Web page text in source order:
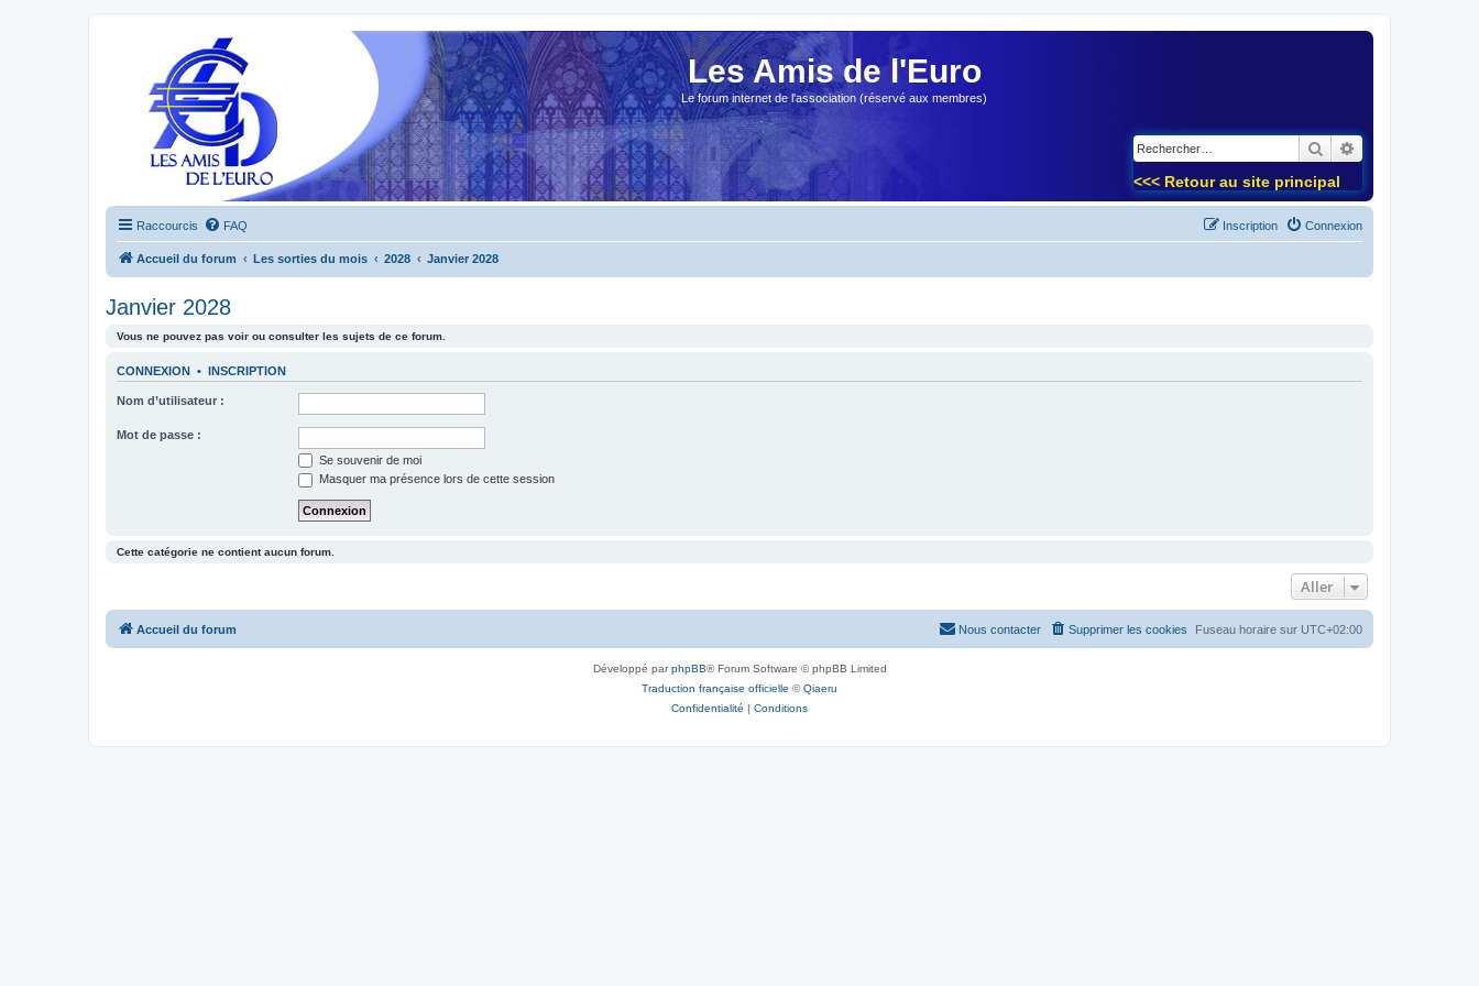
Les Amis de l'Euro
Le forum internet de l'association (réservé aux membres)
Rechercher
<<< Retour au site principal
Raccourcis FAQ Connexion
Inscription
Accueil du forum Les sorties du mois 2028 Janvier 2028
Janvier 2028
Vous ne pouvez pas voir ou consulter les sujets de ce forum.
CONNEXION • INSCRIPTION
Nom d’utilisateur :
Mot de passe :
Se souvenir de moi
Masquer ma présence lors de cette session
Cette catégorie ne contient aucun forum.
Aller
Accueil du forum Fuseau horaire sur UTC+02:00
Supprimer les cookies
Nous contacter
Développé parphpBB® Forum Software © phpBB Limited
Traduction française officielle ©Qiaeru
Confidentialité | Conditions